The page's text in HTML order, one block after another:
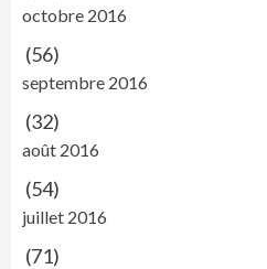
octobre 2016
(56)
septembre 2016
(32)
août 2016
(54)
juillet 2016
(71)